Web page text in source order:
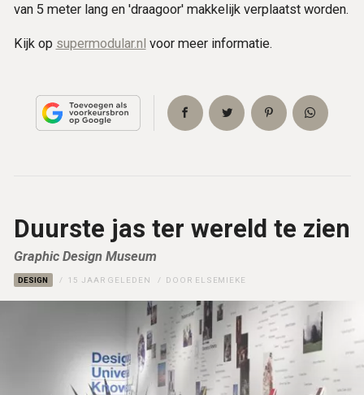
van 5 meter lang en 'draagoor' makkelijk verplaatst worden.
Kijk op supermodular.nl voor meer informatie.
Duurste jas ter wereld te zien
Graphic Design Museum
DESIGN 15 JAAR GELEDEN DOOR ELSEMIEKE